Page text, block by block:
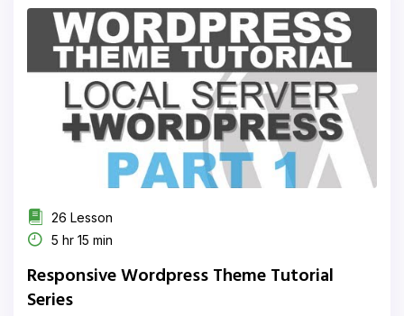
26 Lesson
5 hr 15 min
Responsive Wordpress Theme Tutorial
Series